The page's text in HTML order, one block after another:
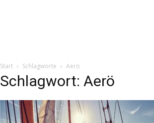
Start Schlagworte Aerö
Schlagwort: Aerö